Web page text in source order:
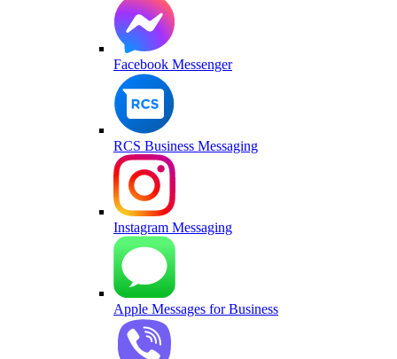
Facebook Messenger
RCS Business Messaging
Instagram Messaging
Apple Messages for Business